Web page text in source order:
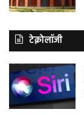
टेक्नोलॉजी